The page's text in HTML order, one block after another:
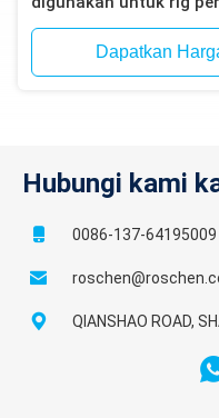
Atlas Copco T4W, T685
Dapatkan
Hubungi kami
0086-137-64195009
QIANSHAO ROAD,